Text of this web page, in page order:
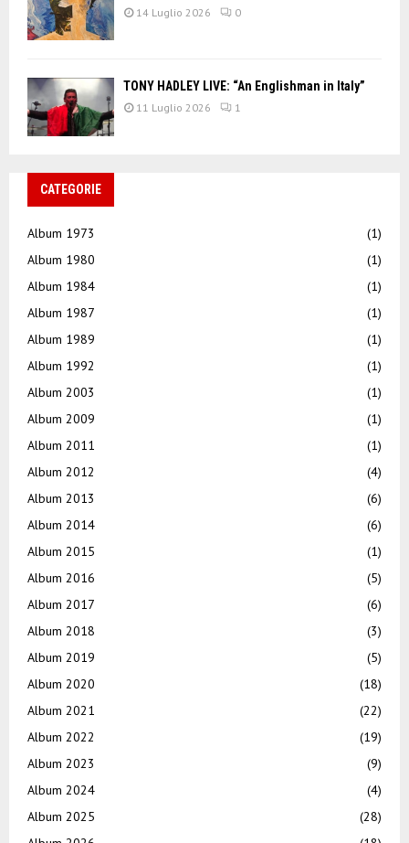
14 Luglio 2026 0
TONY HADLEY LIVE: “An Englishman in Italy”
11 Luglio 2026 1
CATEGORIE
Album 1973
(1)
Album 1980
(1)
Album 1984
(1)
Album 1987
(1)
Album 1989
(1)
Album 1992
(1)
Album 2003
(1)
Album 2009
(1)
Album 2011
(1)
Album 2012
(4)
Album 2013
(6)
Album 2014
(6)
Album 2015
(1)
Album 2016
(5)
Album 2017
(6)
Album 2018
(3)
Album 2019
(5)
Album 2020
(18)
Album 2021
(22)
Album 2022
(19)
Album 2023
(9)
Album 2024
(4)
Album 2025
(28)